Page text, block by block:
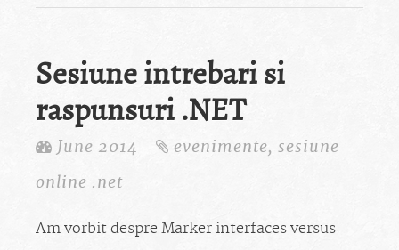
Sesiune intrebari si
raspunsuri .NET
June 2014 evenimente, sesiune
online .net
Am vorbit despre Marker interfaces versus